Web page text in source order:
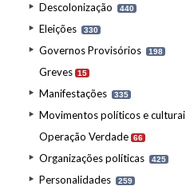
Descolonização 440
Eleições 330
Governos Provisórios 198
Greves 15
Manifestações 335
Movimentos políticos e
Operação Verdade 66
Organizações políticas 425
Personalidades 259